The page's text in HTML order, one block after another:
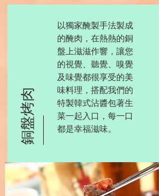
銅盤烤肉
以獨家醃製手法製成
的醃肉，在熱熱的銅
盤上滋滋作響，讓您
的視覺、聽覺、嗅覺
及味覺都很享受的美
味料理，搭配我們的
特製韓式沾醬包著生
菜一起入口，每一口
都是幸福滋味。